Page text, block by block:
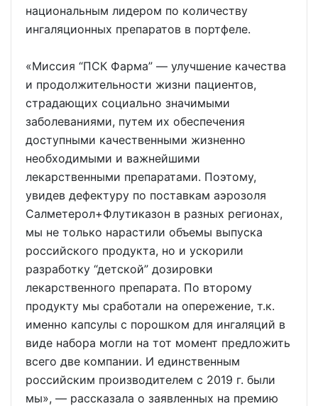
национальным лидером по количеству
ингаляционных препаратов в портфеле.
«Миссия “ПСК Фарма” — улучшение качества
и продолжительности жизни пациентов,
страдающих социально значимыми
заболеваниями, путем их обеспечения
доступными качественными жизненно
необходимыми и важнейшими
лекарственными препаратами. Поэтому,
увидев дефектуру по поставкам аэрозоля
Салметерол+Флутиказон в разных регионах,
мы не только нарастили объемы выпуска
российского продукта, но и ускорили
разработку “детской” дозировки
лекарственного препарата. По второму
продукту мы сработали на опережение, т.к.
именно капсулы с порошком для ингаляций в
виде набора могли на тот момент предложить
всего две компании. И единственным
российским производителем с 2019 г. были
мы», — рассказала о заявленных на премию